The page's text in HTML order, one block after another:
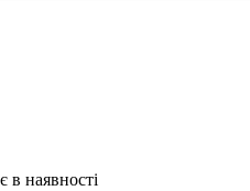
в наявності